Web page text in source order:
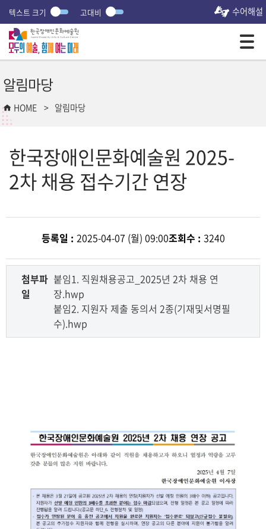
텍스트 크기 고대비 수어해설
알림마당
HOME 알림마당
한국장애인문화예술원 2025-
2차 채용 접수기간 연장
등록일 : 2025-04-07 (월) 09:00조회수 : 3240
첨부파
일
붙임1. 직원채용공고_2025년 2차 채용 연
장.hwp
붙임2. 지원자 제출 동의서 2종(기재및서명필
수).hwp